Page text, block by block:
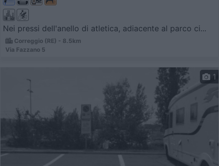
Nei pressi dell'anello di atletica, adiacente al parco ci...
Correggio (RE) - 8.5km
Via Fazzano 5
1